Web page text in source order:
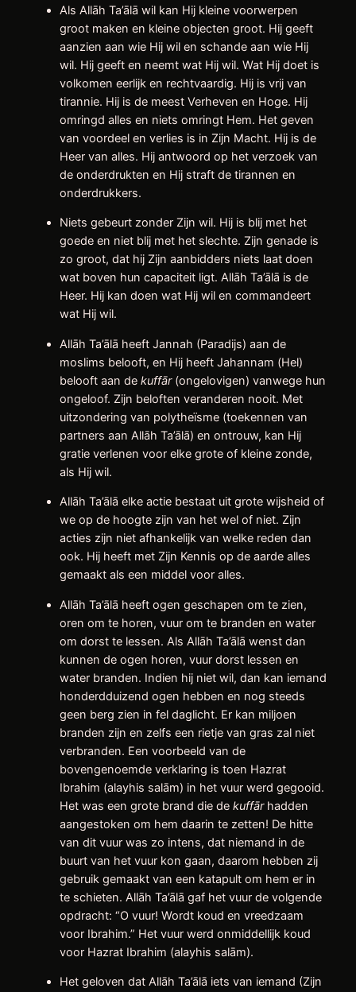
Als Allāh Ta’ālā wil kan Hij kleine voorwerpen
groot maken en kleine objecten groot. Hij geeft
aanzien aan wie Hij wil en schande aan wie Hij
wil. Hij geeft en neemt wat Hij wil. Wat Hij doet is
volkomen eerlijk en rechtvaardig. Hij is vrij van
tirannie. Hij is de meest Verheven en Hoge. Hij
omringd alles en niets omringt Hem. Het geven
van voordeel en verlies is in Zijn Macht. Hij is de
Heer van alles. Hij antwoord op het verzoek van
de onderdrukten en Hij straft de tirannen en
onderdrukkers.
Niets gebeurt zonder Zijn wil. Hij is blij met het
goede en niet blij met het slechte. Zijn genade is
zo groot, dat hij Zijn aanbidders niets laat doen
wat boven hun capaciteit ligt. Allāh Ta’ālā is de
Heer. Hij kan doen wat Hij wil en commandeert
wat Hij wil.
Allāh Ta’ālā heeft Jannah (Paradijs) aan de
moslims belooft, en Hij heeft Jahannam (Hel)
belooft aan de kuffār(ongelovigen) vanwege hun
ongeloof. Zijn beloften veranderen nooit. Met
uitzondering van polytheïsme (toekennen van
partners aan Allāh Ta’ālā) en ontrouw, kan Hij
gratie verlenen voor elke grote of kleine zonde,
als Hij wil.
Allāh Ta’ālā elke actie bestaat uit grote wijsheid of
we op de hoogte zijn van het wel of niet. Zijn
acties zijn niet afhankelijk van welke reden dan
ook. Hij heeft met Zijn Kennis op de aarde alles
gemaakt als een middel voor alles.
Allāh Ta’ālā heeft ogen geschapen om te zien,
oren om te horen, vuur om te branden en water
om dorst te lessen. Als Allāh Ta’ālā wenst dan
kunnen de ogen horen, vuur dorst lessen en
water branden. Indien hij niet wil, dan kan iemand
honderdduizend ogen hebben en nog steeds
geen berg zien in fel daglicht. Er kan miljoen
branden zijn en zelfs een rietje van gras zal niet
verbranden. Een voorbeeld van de
bovengenoemde verklaring is toen Hazrat
Ibrahim (alayhis salām) in het vuur werd gegooid.
Het was een grote brand die de kuffārhadden
aangestoken om hem daarin te zetten! De hitte
van dit vuur was zo intens, dat niemand in de
buurt van het vuur kon gaan, daarom hebben zij
gebruik gemaakt van een katapult om hem er in
te schieten. Allāh Ta’ālā gaf het vuur de volgende
opdracht: “O vuur! Wordt koud en vreedzaam
voor Ibrahim.” Het vuur werd onmiddellijk koud
voor Hazrat Ibrahim (alayhis salām).
Het geloven dat Allāh Ta’ālā iets van iemand (Zijn